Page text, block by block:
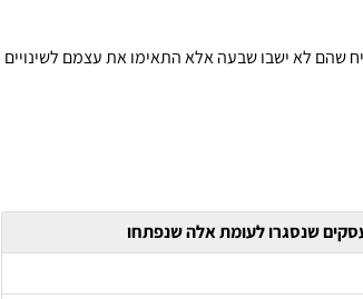
שהם לא ישבו שבעה אלא התאימו את עצמם לשינויים
שנסגרו לעומת אלה שנפתחו